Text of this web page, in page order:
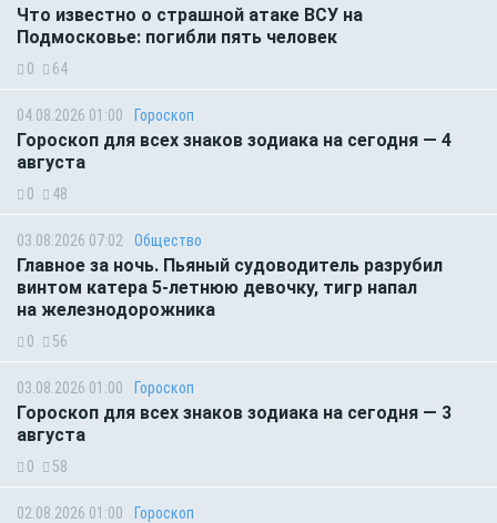
Что известно о страшной атаке ВСУ на
Подмосковье: погибли пять человек
0 64
04.08.2026 01:00 Гороскоп
Гороскоп для всех знаков зодиака на сегодня — 4
августа
0 48
03.08.2026 07:02 Общество
Главное за ночь. Пьяный судоводитель разрубил
винтом катера 5-летнюю девочку, тигр напал
на железнодорожника
0 56
03.08.2026 01:00 Гороскоп
Гороскоп для всех знаков зодиака на сегодня — 3
августа
0 58
02.08.2026 01:00 Гороскоп